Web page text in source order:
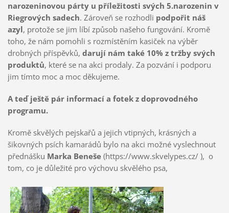
narozeninovou párty u příležitosti svých 5.narozenin v
Riegrových sadech. Zároveň se rozhodli podpořit náš
azyl, protože se jim líbí způsob našeho fungování. Kromě
toho, že nám pomohli s rozmístěním kasiček na výběr
drobných příspěvků, darují nám také 10% z tržby svých
produktů, které se na akci prodaly. Za pozvání i podporu
jim tímto moc a moc děkujeme.
A teď ještě pár informací a fotek z doprovodného
programu.
Kromě skvělých pejskařů a jejich vtipných, krásných a
šikovných psích kamarádů bylo na akci možné vyslechnout
přednášku Marka Beneše(https://www.skvelypes.cz/ ), o
tom, co je důležité pro výchovu skvělého psa,